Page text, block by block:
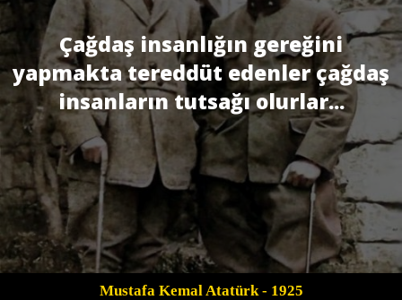
Çağdaş insanlığın gereğini
yapmakta tereddüt edenler çağdaş
insanların tutsağı olurlar...
Mustafa Kemal Atatürk- 1925